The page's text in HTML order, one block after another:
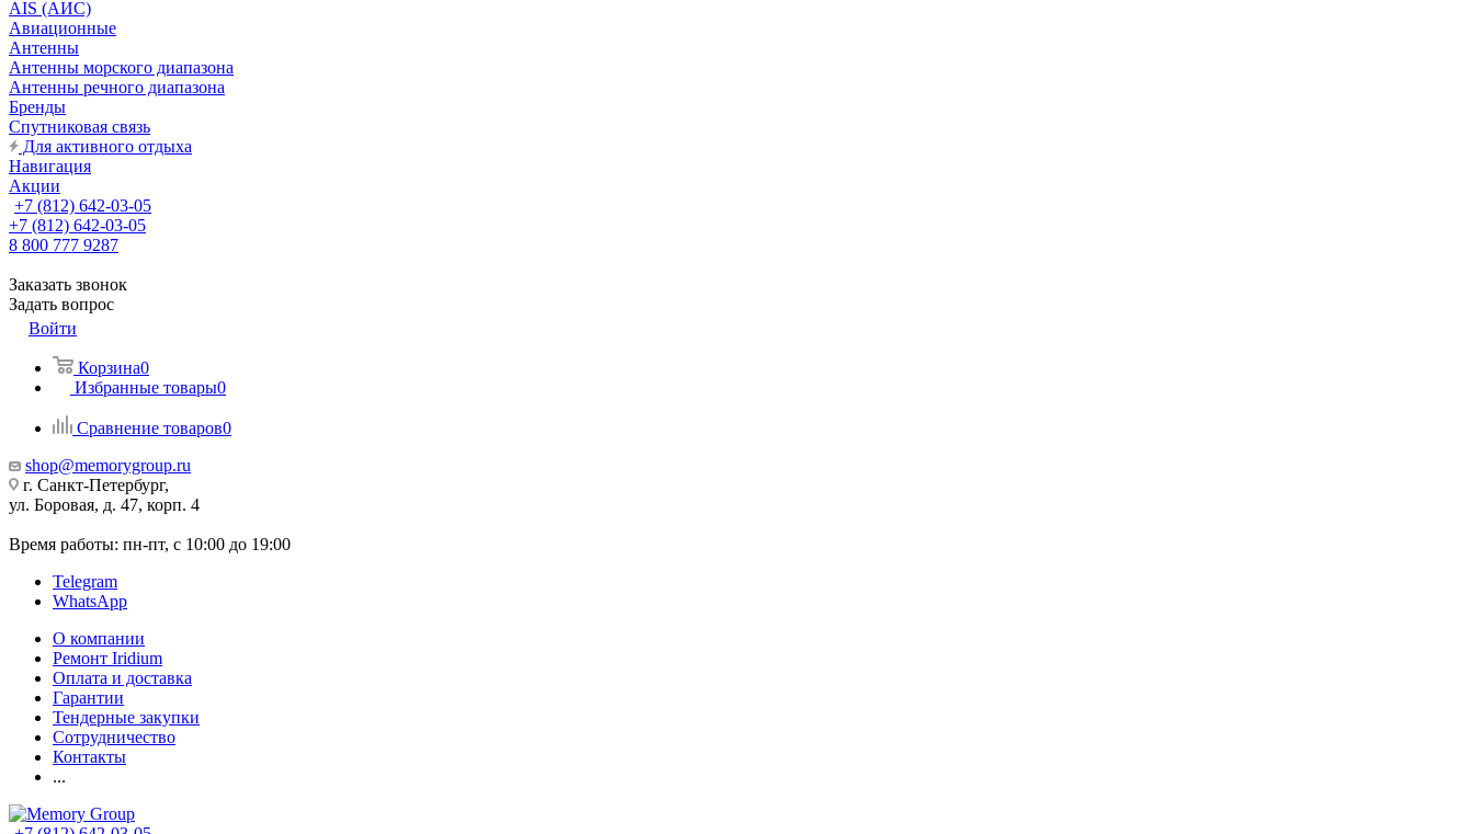
AIS (АИС)
Авиационные
Антенны
Антенны морского диапазона
Антенны речного диапазона
Бренды
Спутниковая связь
Для активного отдыха
Навигация
Акции
+7 (812) 642-03-05
+7 (812) 642-03-05
8 800 777 9287
Заказать звонок
Задать вопрос
Войти
Корзина0
Избранные товары0
Сравнение товаров0
shop@memorygroup.ru
г. Санкт-Петербург,
ул. Боровая, д. 47, корп. 4
Время работы: пн-пт, с 10:00 до 19:00
Telegram
WhatsApp
О компании
Ремонт Iridium
Оплата и доставка
Гарантии
Тендерные закупки
Сотрудничество
Контакты
...